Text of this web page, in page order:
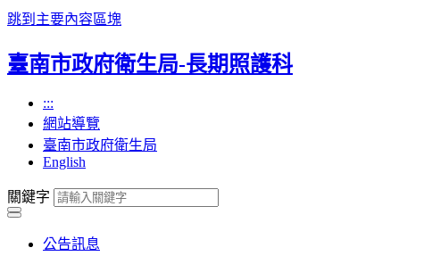
跳到主要內容區塊
臺南市政府衛生局-長期照護科
:::
網站導覽
臺南市政府衛生局
English
關鍵字
公告訊息